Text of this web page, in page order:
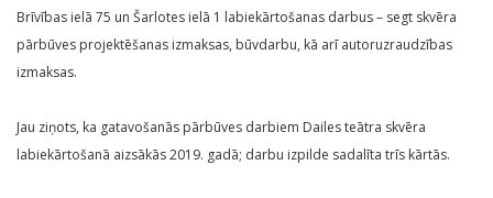
Brīvības ielā 75 un Šarlotes ielā 1 labiekārtošanas darbus – segt skvēra
pārbūves projektēšanas izmaksas, būvdarbu, kā arī autoruzraudzības
izmaksas.
Jau ziņots, ka gatavošanās pārbūves darbiem Dailes teātra skvēra
labiekārtošanā aizsākās 2019. gadā; darbu izpilde sadalīta trīs kārtās.